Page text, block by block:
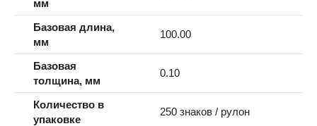
мм
Базовая длина,
мм
100.00
Базовая
толщина, мм
0.10
Количество в
упаковке
250 знаков / рулон